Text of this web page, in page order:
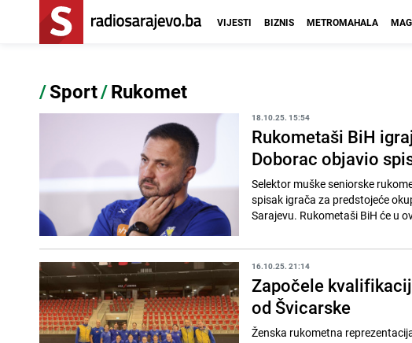
VIJESTI BIZNIS METROMAHALA
/Sport/Rukomet
18.10.25. 15:54
Rukometaši BiH
Doborac objavio
Selektor muške seniorske
spisak igrača za predstojeće
Sarajevu. Rukometaši BiH će u
16.10.25. 21:14
Započele
od Švicarske
Ženska rukometna